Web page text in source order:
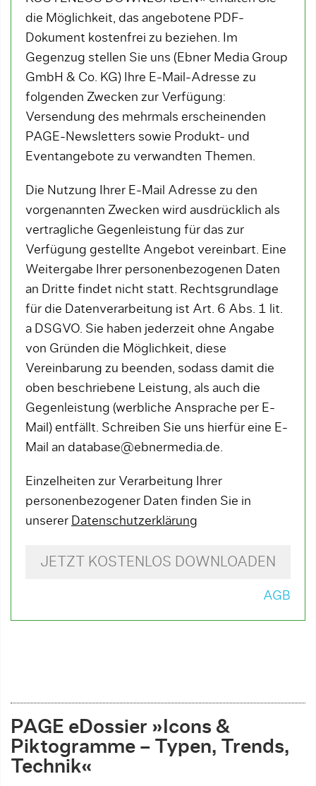
die Möglichkeit, das angebotene PDF-
Dokument kostenfrei zu beziehen. Im
Gegenzug stellen Sie uns (Ebner Media Group
GmbH & Co. KG) Ihre E-Mail-Adresse zu
folgenden Zwecken zur Verfügung:
Versendung des mehrmals erscheinenden
PAGE-Newsletters sowie Produkt- und
Eventangebote zu verwandten Themen.
Die Nutzung Ihrer E-Mail Adresse zu den
vorgenannten Zwecken wird ausdrücklich als
vertragliche Gegenleistung für das zur
Verfügung gestellte Angebot vereinbart. Eine
Weitergabe Ihrer personenbezogenen Daten
an Dritte findet nicht statt. Rechtsgrundlage
für die Datenverarbeitung ist Art. 6 Abs. 1 lit.
a DSGVO. Sie haben jederzeit ohne Angabe
von Gründen die Möglichkeit, diese
Vereinbarung zu beenden, sodass damit die
oben beschriebene Leistung, als auch die
Gegenleistung (werbliche Ansprache per E-
Mail) entfällt. Schreiben Sie uns hierfür eine E-
Mail an database@ebnermedia.de.
Einzelheiten zur Verarbeitung Ihrer
personenbezogener Daten finden Sie in
unserer Datenschutzerklärung
JETZT KOSTENLOS DOWNLOADEN
AGB
PAGE eDossier » Icons &
Piktogramme – Typen, Trends,
Technik«